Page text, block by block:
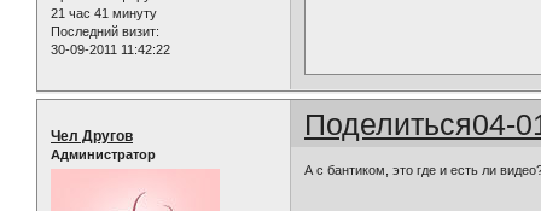
21 час 41 минуту
Последний визит:
30-09-2011 11:42:22
Поделиться04-
Чел Другов
Администратор
А с бантиком, это где и есть ли